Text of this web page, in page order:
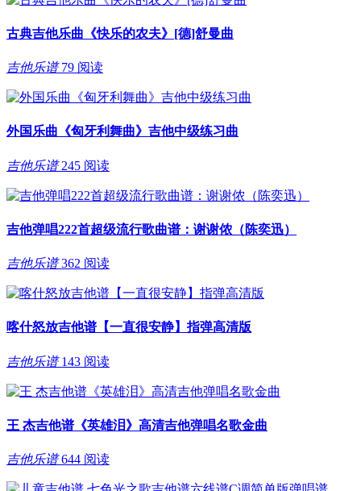
古典吉他乐曲《快乐的农夫》[德]舒曼曲
吉他乐谱 79 阅读
外国乐曲《匈牙利舞曲》吉他中级练习曲
吉他乐谱 245 阅读
吉他弹唱222首超级流行歌曲谱：谢谢侬（陈奕迅）
吉他乐谱 362 阅读
喀什怒放吉他谱【一直很安静】指弹高清版
吉他乐谱 143 阅读
王 杰吉他谱《英雄泪》高清吉他弹唱名歌金曲
吉他乐谱 644 阅读